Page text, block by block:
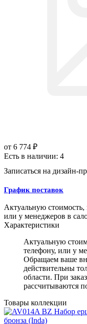
от 6 774 ₽
Есть в наличии: 4
Записаться на дизайн-
График поставок
Актуальную стоимость,
или у менеджеров в
Характеристики
Актуальную
телефону, или у
Обращаем ваше
действительны
области. При
рассчитываются
Товары коллекции